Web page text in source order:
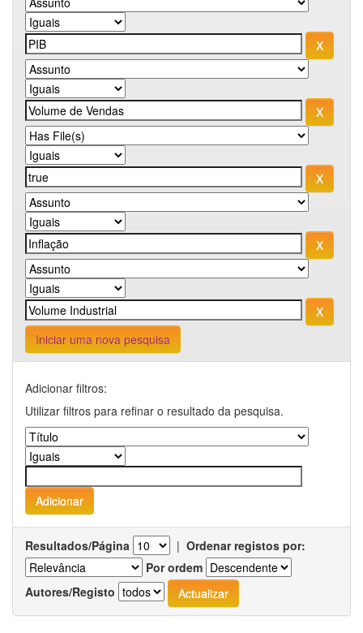
Iniciar uma nova pesquisa
Adicionar filtros:
Utilizar filtros para refinar o resultado da pesquisa.
Resultados/Página | Ordenar registos por:
Por ordem
Autores/Registo